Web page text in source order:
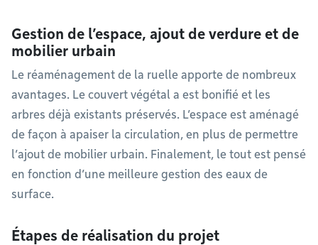
Gestion de l’espace, ajout de verdure et de
mobilier urbain
Le réaménagement de la ruelle apporte de nombreux
avantages. Le couvert végétal a est bonifié et les
arbres déjà existants préservés. L’espace est aménagé
de façon à apaiser la circulation, en plus de permettre
l’ajout de mobilier urbain. Finalement, le tout est pensé
en fonction d’une meilleure gestion des eaux de
surface.
Étapes de réalisation du projet